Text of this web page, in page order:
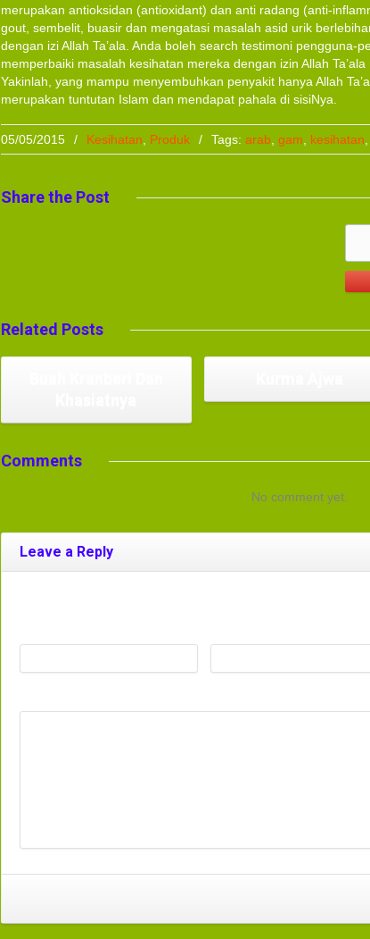
merupakan antioksidan (antioxidant) dan anti radang (anti-
gout, sembelit, buasir dan mengatasi masalah asid urik
dengan izi Allah Ta’ala. Anda boleh search testimoni pengguna-
memperbaiki masalah kesihatan mereka dengan izin Allah
Yakinlah, yang mampu menyembuhkan penyakit hanya Allah
merupakan tuntutan Islam dan mendapat pahala di sisiNya.
05/05/2015 / Kesihatan Produk / Tags: arab gam kesihatan
Sharethe Post
Related Posts
Comments
No comment yet.
Leave a Reply